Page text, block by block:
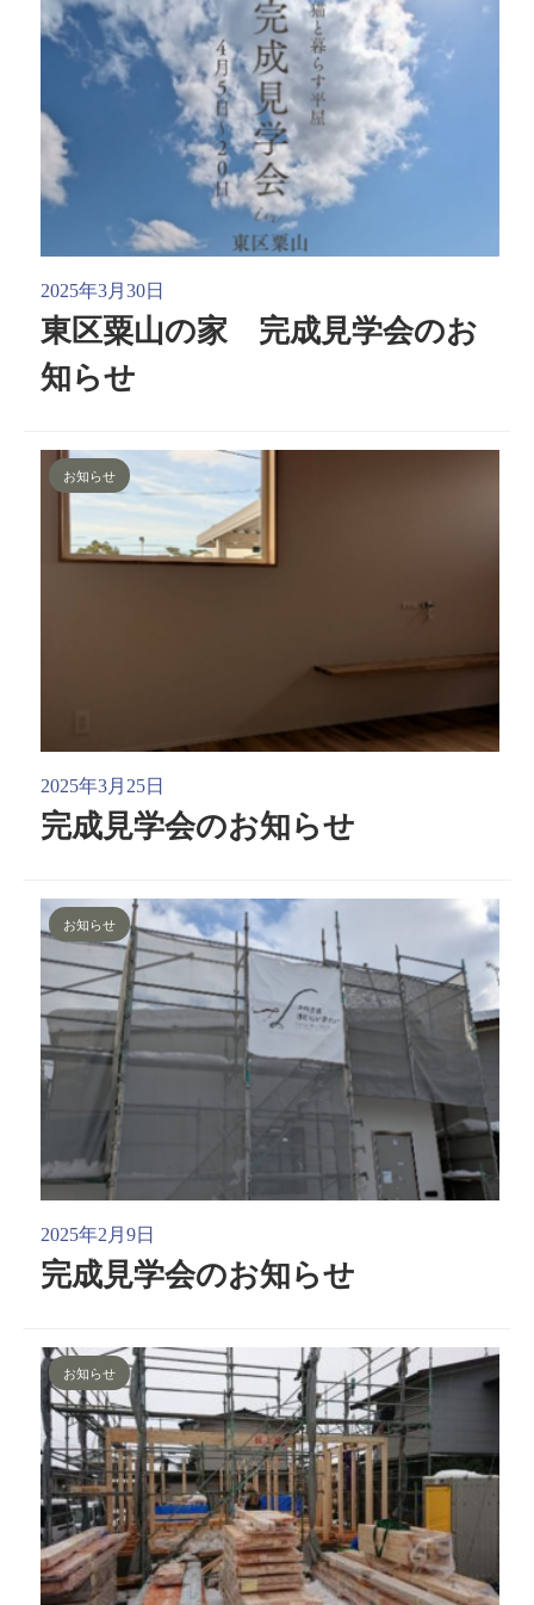
2025年3月30日
東区粟山の家 完成見学会のお
知らせ
お知らせ
2025年3月25日
完成見学会のお知らせ
お知らせ
2025年2月9日
完成見学会のお知らせ
お知らせ